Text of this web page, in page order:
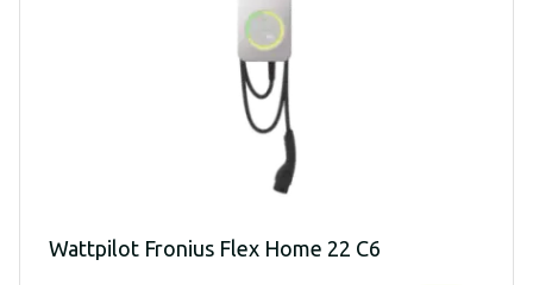
Wattpilot Fronius Flex Home 22 C6